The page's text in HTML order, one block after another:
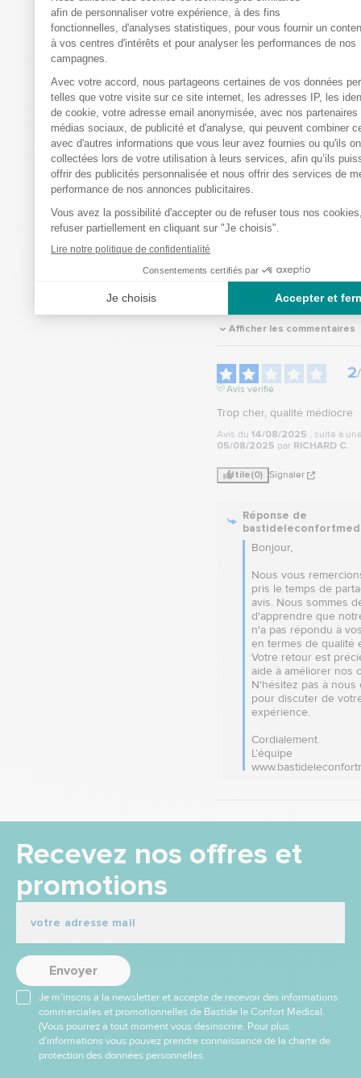
Réponse de
Bonjour,
Nous sommes
désolés d'apprendre
n'avez pas encore
commande après 10
ne correspond pas à
standards de
comprenons votre
N'hésitez pas à nous
directement aux
medical.fr ou 09 69
pour que nous
L’équipe
Afficher les commentaires
2/
Avis vérifié
Trop cher, qualité médiocre
Avis du 14/08/2025 , suite à
05/08/2025 par RICHARD C.
Utile(0) Signaler
Réponse de
Bonjour,
Nous vous
pris le temps de
avis. Nous sommes
d'apprendre que
n'a pas répondu à
en termes de qualité
Votre retour est
aide à améliorer nos
N'hésitez pas à nous
pour discuter de
expérience.
Cordialement.
L’équipe
Recevez nos offres et
promotions
Envoyer
Je m’inscris à la newsletter et accepte de recevoir des informations
commerciales et promotionnelles de Bastide le Confort Médical.
(Vous pourrez à tout moment vous désinscrire. Pour plus
d’informations vous pouvez prendre connaissance de la charte de
protection des données personnelles.